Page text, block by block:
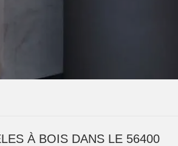
À BOIS DANS LE 56400